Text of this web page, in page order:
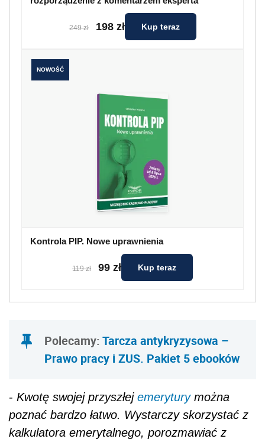
249 zł 198 zł Kup teraz
NOWOŚĆ
Kontrola PIP. Nowe uprawnienia
119 zł 99 zł Kup teraz
Polecamy: Tarcza antykryzysowa –
Prawo pracy i ZUS. Pakiet 5 ebooków
- Kwotę swojej przyszłej emeryturymożna
poznać bardzo łatwo. Wystarczy skorzystać z
kalkulatora emerytalnego, porozmawiać z